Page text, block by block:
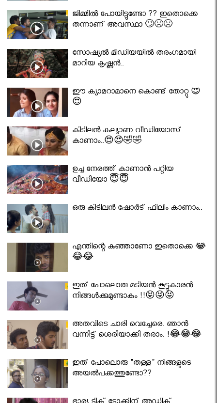
ജിമ്മിൽ പോയിട്ടുണ്ടോ ?? ഇതൊക്കെ
തന്നാണ് അവസ്ഥാ 🙄😣😣
സോഷ്യൽ മീഡിയയിൽ തരംഗമായി
മാറിയ കൃഷ്ണൻ..
ഈ ക്യാമറാമാനെ കൊണ്ട് തോറ്റു 😍
😍
കിടിലൻ കല്യാണ വീഡിയോസ്
കാണാം..😍😍🤣🤣
ഉച്ച നേരത്ത് കാണാൻ പറ്റിയ
വീഡിയോ 😇😇
ഒരു കിടിലൻ ഷോർട് ഫിലിം കാണാം..
എന്തിന്റെ കുഞ്ഞാണോ ഇതൊക്കെ 😂
😂😂
ഇത് പോലൊരു മടിയൻ കൂട്ടുകാരൻ
നിങ്ങൾക്കുമുണ്ടാകും !!😝😝😝
അതവിടെ ചാരി വെച്ചേരെ. ഞാൻ
വന്നിട്ട് ശെരിയാക്കി തരാം. !😂😂😂
ഇത് പോലൊരു "തള്ള" നിങ്ങളുടെ
അയല്‍പക്കത്തുണ്ടോ??